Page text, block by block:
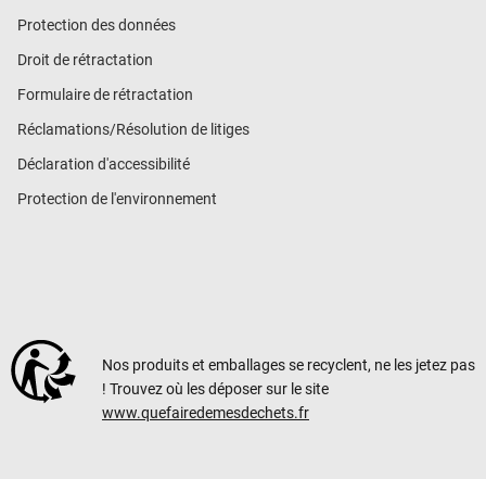
Protection des données
Droit de rétractation
Formulaire de rétractation
Réclamations/Résolution de litiges
Déclaration d'accessibilité
Protection de l'environnement
Nos produits et emballages se recyclent, ne les jetez pas
! Trouvez où les déposer sur le site
www.quefairedemesdechets.fr